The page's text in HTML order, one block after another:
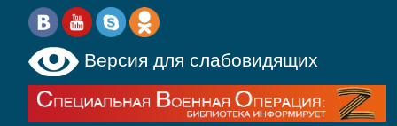
Версия для слабовидящих